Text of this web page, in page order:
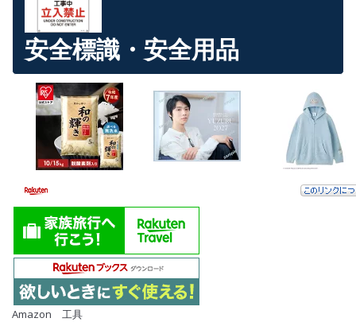
安全標識・安全用品
Amazon 工具